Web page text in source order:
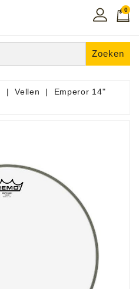
0
Zoeken
Vellen
Emperor 14"